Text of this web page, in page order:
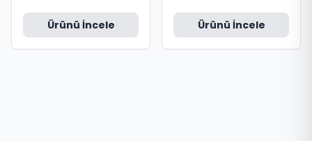
Ürünü İncele
Ürünü İncele